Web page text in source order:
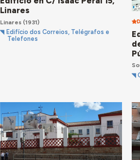
Linares
Linares (1931)
Edifício dos Correios, Telégrafos e
Telefones